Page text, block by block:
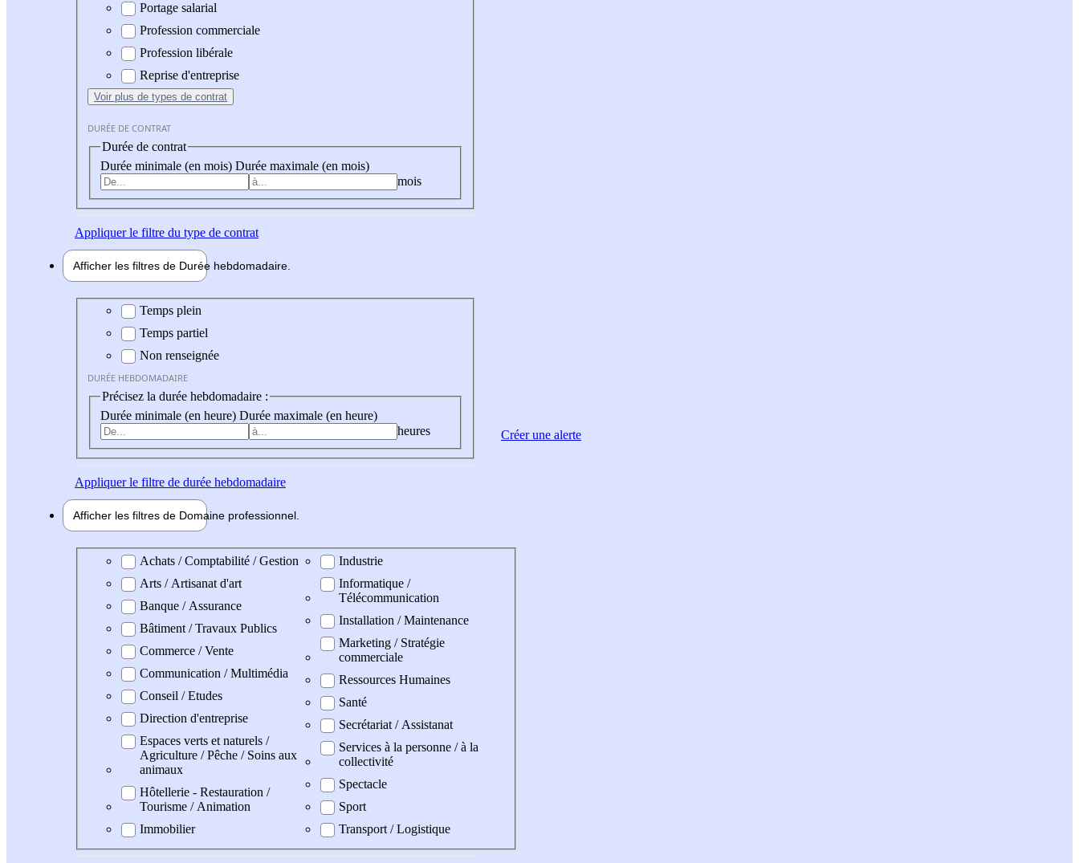
Portage salarial
Profession commerciale
Profession libérale
Reprise d'entreprise
Voir plus de types de contrat
DURÉE DE CONTRAT
Durée de contrat
Durée minimale (en mois) Durée maximale (en mois)
mois
Appliquerle filtre du type de contrat
Afficher les filtres de Durée hebdomadaire
Durée hebdomadaire
Temps plein
Temps partiel
Non renseignée
DURÉE HEBDOMADAIRE
Précisez la durée hebdomadaire :
Durée minimale (en heure) Durée maximale (en heure)
heures
Appliquerle filtre de durée hebdomadaire
Afficher les filtres de Domaine professionnel
Domaine professionel
Achats / Comptabilité / Gestion
Arts / Artisanat d'art
Banque / Assurance
Bâtiment / Travaux Publics
Commerce / Vente
Communication / Multimédia
Conseil / Etudes
Direction d'entreprise
Espaces verts et naturels /
Agriculture / Pêche / Soins aux
animaux
Hôtellerie - Restauration /
Tourisme / Animation
Immobilier
Industrie
Informatique /
Télécommunication
Installation / Maintenance
Marketing / Stratégie
commerciale
Ressources Humaines
Santé
Secrétariat / Assistanat
Services à la personne / à la
collectivité
Spectacle
Sport
Transport / Logistique
Créer une alerte